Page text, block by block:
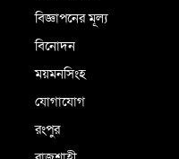
বিজ্ঞাপনের মূল্য
বিনোদন
ময়মনসিংহ
যোগাযোগ
রংপুর